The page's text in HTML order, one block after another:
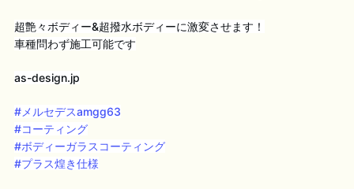
超艶々ボディー&超撥水ボディーに激変させます！
車種問わず施工可能です
as-design.jp
#メルセデスamgg63
#コーティング
#ボディーガラスコーティング
#プラス煌き仕様